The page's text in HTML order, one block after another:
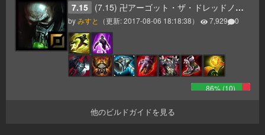
7.15 (7.15) 卍アーゴット・ザ・ドレッドノート卍
byみすと （更新:2017-08-06 18:18:38） 7,929 0
86% (10)
他のビルドガイドを見る